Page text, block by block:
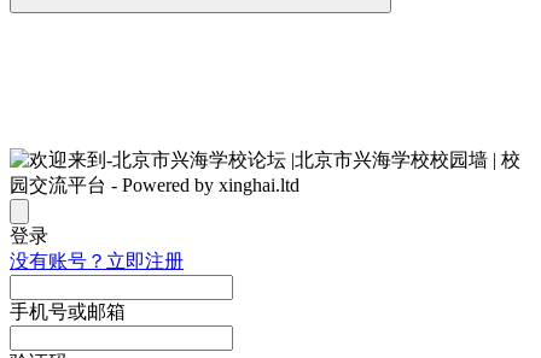
登录
没有账号？立即注册
手机号或邮箱